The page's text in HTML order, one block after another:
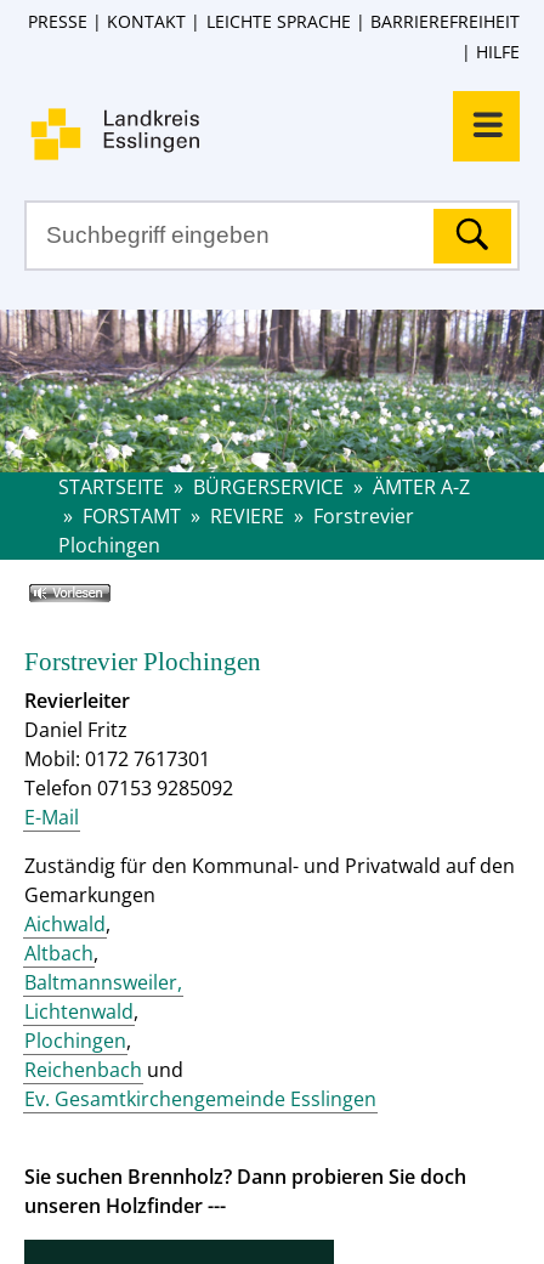
PRESSE KONTAKT LEICHTE SPRACHE
BARRIEREFREIHEIT
HILFE
STARTSEITE » BÜRGERSERVICE » ÄMTER A-Z
» FORSTAMT » REVIERE » Forstrevier
Plochingen
Forstrevier Plochingen
Revierleiter
Daniel Fritz
Mobil: 0172 7617301
Telefon 07153 9285092
E-Mail
Zuständig für den Kommunal- und Privatwald auf den
Gemarkungen
Aichwald,
Altbach,
Baltmannsweiler,
Lichtenwald,
Plochingen,
Reichenbach und
Ev. Gesamtkirchengemeinde Esslingen
Sie suchen Brennholz? Dann probieren Sie doch
unseren Holzfinder ---